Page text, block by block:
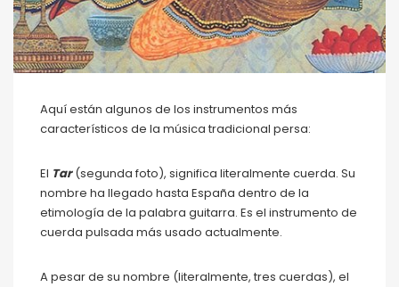
Aquí están algunos de los instrumentos más
característicos de la música tradicional persa:
El Tar(segunda foto), significa literalmente cuerda. Su
nombre ha llegado hasta España dentro de la
etimología de la palabra guitarra. Es el instrumento de
cuerda pulsada más usado actualmente.
A pesar de su nombre (literalmente, tres cuerdas), el